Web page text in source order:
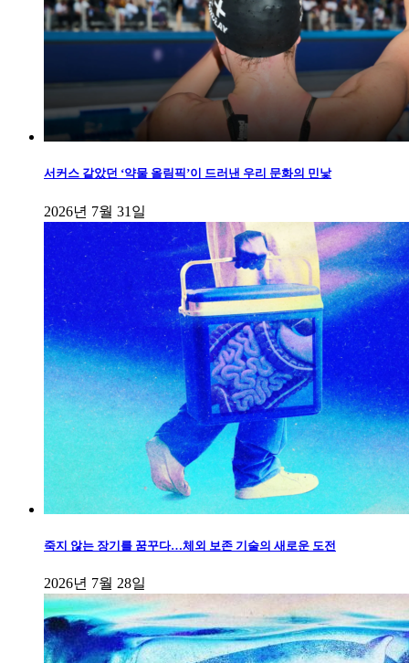
서커스 같았던 ‘약물 올림픽’이 드러낸 우리 문화의 민낯
2026년 7월 31일
죽지 않는 장기를 꿈꾸다…체외 보존 기술의 새로운 도전
2026년 7월 28일